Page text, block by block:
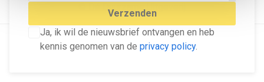
Verzenden
Ja, ik wil de nieuwsbrief ontvangen en heb
kennis genomen van de privacy policy.
© Dé Duurzame Uitgeverij